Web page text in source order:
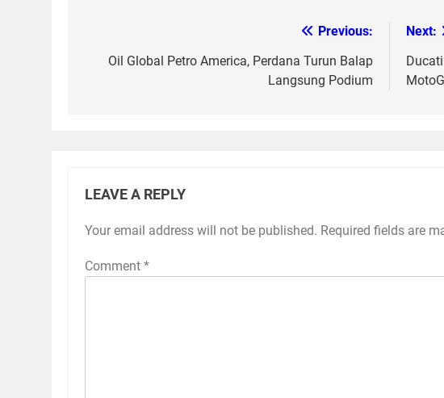
navigation
Previous:
Oil Global Petro America, Perdana Turun Balap
Langsung Podium
Next:
LEAVE A REPLY
Your email address will not be published. Required fields are
Comment *